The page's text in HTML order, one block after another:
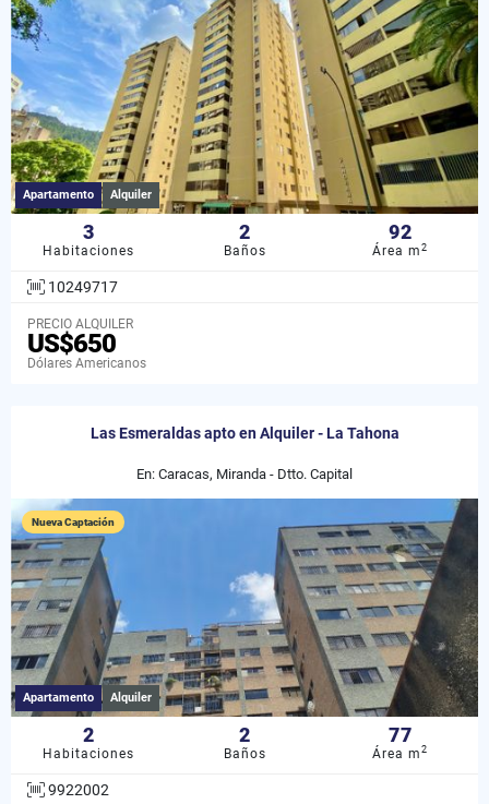
Apartamento Alquiler
3
Habitaciones
2
Baños
92
Área m2
10249717
PRECIO ALQUILER
US$650
Dólares Americanos
Las Esmeraldas apto en Alquiler - La Tahona
En: Caracas, Miranda - Dtto. Capital
Nueva Captación
Apartamento Alquiler
2
Habitaciones
2
Baños
77
Área m2
9922002